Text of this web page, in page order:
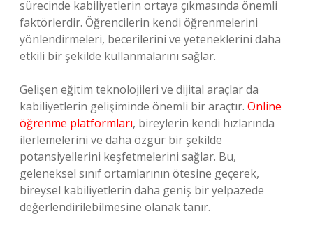
sürecinde kabiliyetlerin ortaya çıkmasında önemli
faktörlerdir. Öğrencilerin kendi öğrenmelerini
yönlendirmeleri, becerilerini ve yeteneklerini daha
etkili bir şekilde kullanmalarını sağlar.
Gelişen eğitim teknolojileri ve dijital araçlar da
kabiliyetlerin gelişiminde önemli bir araçtır. Online
öğrenme platformları, bireylerin kendi hızlarında
ilerlemelerini ve daha özgür bir şekilde
potansiyellerini keşfetmelerini sağlar. Bu,
geleneksel sınıf ortamlarının ötesine geçerek,
bireysel kabiliyetlerin daha geniş bir yelpazede
değerlendirilebilmesine olanak tanır.